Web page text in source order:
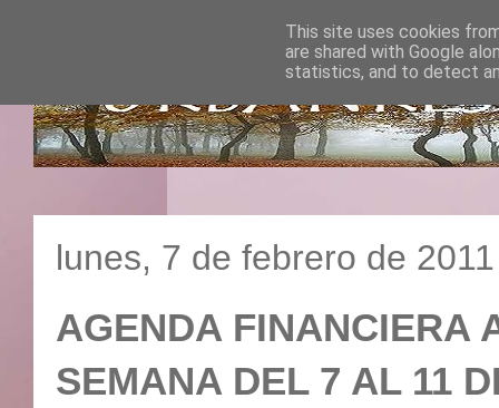
lunes, 7 de febrero de 2011
AGENDA FINANCIERA
SEMANA DEL 7 AL 11
This site uses cookies
are shared with Google
statistics, and to detect